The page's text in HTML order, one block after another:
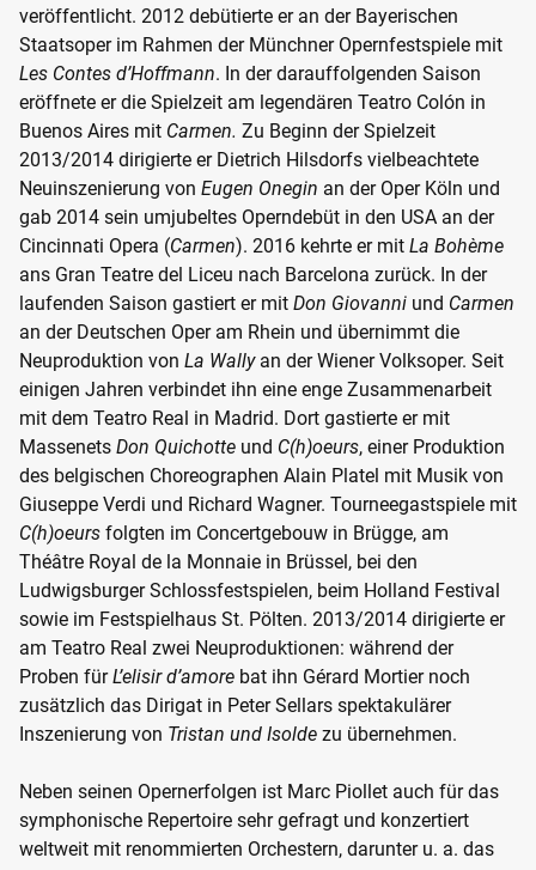
veröffentlicht. 2012 debütierte er an der Bayerischen
Staatsoper im Rahmen der Münchner Opernfestspiele mit
Les Contes d’Hoffmann. In der darauffolgenden Saison
eröffnete er die Spielzeit am legendären Teatro Colón in
Buenos Aires mit Carmen. Zu Beginn der Spielzeit
2013/2014 dirigierte er Dietrich Hilsdorfs vielbeachtete
Neuinszenierung von Eugen Onegin an der Oper Köln und
gab 2014 sein umjubeltes Operndebüt in den USA an der
Cincinnati Opera (Carmen). 2016 kehrte er mit La Bohème
ans Gran Teatre del Liceu nach Barcelona zurück. In der
laufenden Saison gastiert er mit Don Giovanni und Carmen
an der Deutschen Oper am Rhein und übernimmt die
Neuproduktion von La Wallyan der Wiener Volksoper. Seit
einigen Jahren verbindet ihn eine enge Zusammenarbeit
mit dem Teatro Real in Madrid. Dort gastierte er mit
Massenets Don Quichotte und C(h)oeurs, einer Produktion
des belgischen Choreographen Alain Platel mit Musik von
Giuseppe Verdi und Richard Wagner. Tourneegastspiele mit
C(h)oeurs folgten im Concertgebouw in Brügge, am
Théâtre Royal de la Monnaie in Brüssel, bei den
Ludwigsburger Schlossfestspielen, beim Holland Festival
sowie im Festspielhaus St. Pölten. 2013/2014 dirigierte er
am Teatro Real zwei Neuproduktionen: während der
Proben fürL’elisir d’amore bat ihn Gérard Mortier noch
zusätzlich das Dirigat in Peter Sellars spektakulärer
Inszenierung von Tristan und Isolde zu übernehmen.
Neben seinen Opernerfolgen ist Marc Piollet auch für das
symphonische Repertoire sehr gefragt und konzertiert
weltweit mit renommierten Orchestern, darunter u. a. das